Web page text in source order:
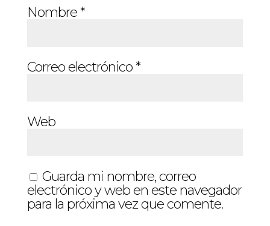
Nombre*
Correo electrónico*
Web
Guarda mi nombre, correo
electrónico y web en este navegador
para la próxima vez que comente.